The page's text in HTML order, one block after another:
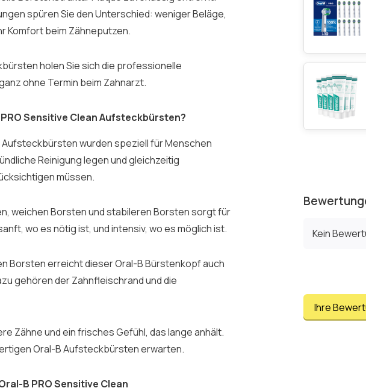
spüren Sie den Unterschied: weniger Beläge,
Komfort beim Zähneputzen.
holen Sie sich die professionelle
ohne Termin beim Zahnarzt.
Sensitive Clean Aufsteckbürsten?
Aufsteckbürsten wurden speziell für Menschen
Reinigung legen und gleichzeitig
müssen.
weichen Borsten und stabileren Borsten sorgt für
wo es nötig ist, und intensiv, wo es möglich ist.
Borsten erreicht dieser Oral-B Bürstenkopf auch
gehören der Zahnfleischrand und die
Zähne und ein frisches Gefühl, das lange anhält.
Oral-B Aufsteckbürsten erwarten.
B PRO Sensitive Clean
Kein
Ihre